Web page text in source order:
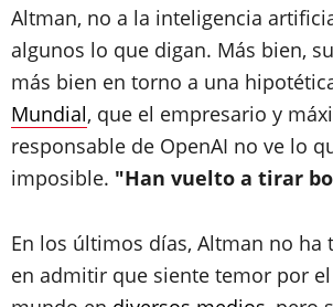
Altman, no a la inteligencia
algunos lo que digan. Más bien,
más bien en torno a una
Mundial, que el empresario y
responsable de OpenAI no ve lo
imposible. "Han vuelto a tirar
En los últimos días, Altman no ha
en admitir que siente temor por